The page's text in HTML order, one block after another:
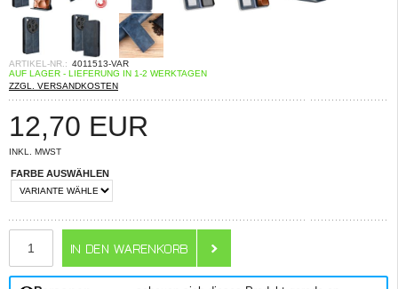
ARTIKEL-NR.: 4011513-VAR
AUF LAGER - LIEFERUNG IN 1-2 WERKTAGEN
ZZGL. VERSANDKOSTEN
12,70 EUR
INKL. MWST
FARBE AUSWÄHLEN